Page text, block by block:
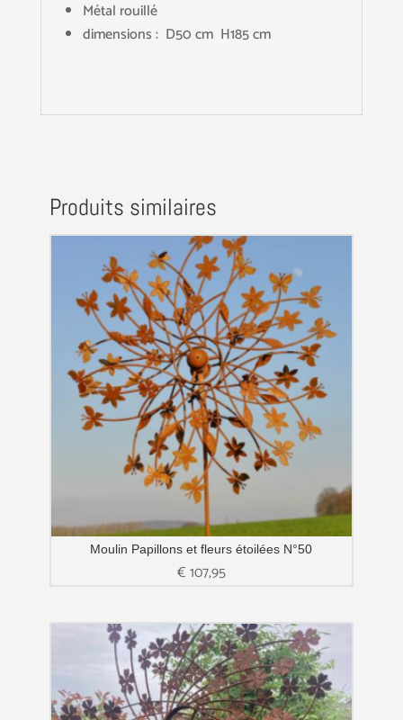
Métal rouillé
dimensions : D50 cm H185 cm
Produits similaires
Moulin Papillons et fleurs étoilées N°50
€107,95